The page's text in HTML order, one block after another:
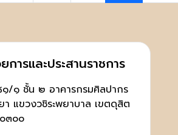
การและประสานราชการ
๑/๑ ชั้น ๒ อาคารกรมศิลปากร
แขวงวชิระพยาบาล เขตดุสิต
๓๐๐